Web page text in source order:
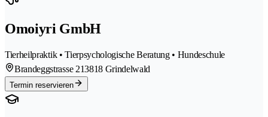
Omoiyri GmbH
Tierheilpraktik • Tierpsychologische Beratung • Hundeschule
Brandeggstrasse 213818 Grindelwald
Termin reservieren